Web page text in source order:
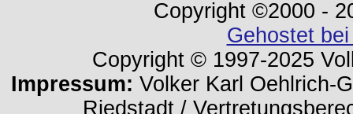
Copyright ©2000 -
Gehostet
Copyright © 1997-2025
Impressum: Volker Karl Oehlrich-
Riedstadt /